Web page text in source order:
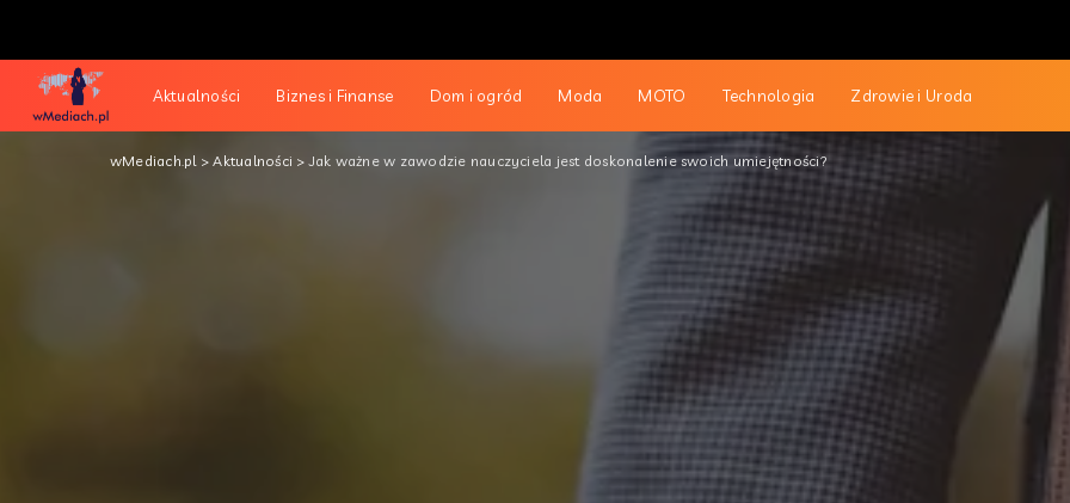
Aktualności Biznes i Finanse Dom i ogród Moda MOTO Technologia Zdrowie i Uroda
wMediach.pl>Aktualności >Jak ważne w zawodzie nauczyciela jest doskonalenie swoich umiejętności?